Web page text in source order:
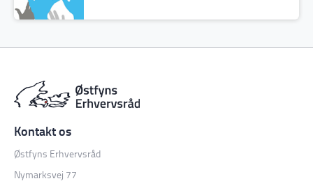
Østfyns Erhvervsråd
Nymarksvej 77